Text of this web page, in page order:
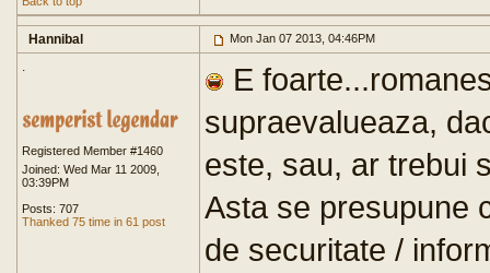
Hannibal Mon Jan 07 2013, 04:46PM
.
Registered Member #1460
Joined: Wed Mar 11 2009,
03:39PM
Posts: 707
Thanked 75 time in 61 post
E
supraevalueaza,
este, sau, ar trebui
Asta se presupune
de securitate /